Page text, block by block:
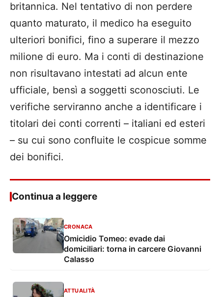
britannica. Nel tentativo di non perdere
quanto maturato, il medico ha eseguito
ulteriori bonifici, fino a superare il mezzo
milione di euro. Ma i conti di destinazione
non risultavano intestati ad alcun ente
ufficiale, bensì a soggetti sconosciuti. Le
verifiche serviranno anche a identificare i
titolari dei conti correnti – italiani ed esteri
– su cui sono confluite le cospicue somme
dei bonifici.
Continua a leggere
CRONACA
Omicidio Tomeo: evade dai
domiciliari: torna in carcere Giovanni
Calasso
ATTUALITÀ